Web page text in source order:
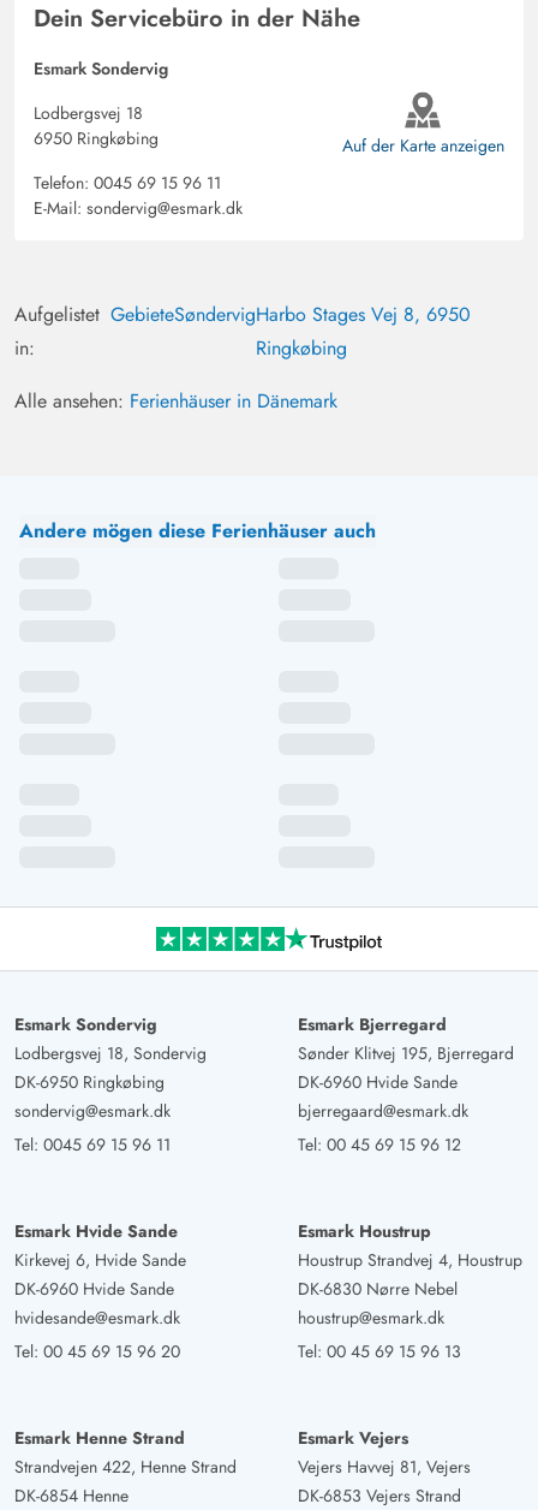
Dein Servicebüro in der Nähe
Esmark Sondervig
Lodbergsvej 18
6950 Ringkøbing
Telefon: 0045 69 15 96 11
E-Mail: sondervig@esmark.dk
Auf der Karte anzeigen
Aufgelistet
in:
GebieteSøndervigHarbo Stages Vej 8, 6950
Ringkøbing
Alle ansehen: Ferienhäuser in Dänemark
Andere mögen diese Ferienhäuser auch
Esmark Sondervig
Lodbergsvej 18, Sondervig
DK-6950 Ringkøbing
sondervig@esmark.dk
Tel: 0045 69 15 96 11
Esmark Bjerregard
Sønder Klitvej 195, Bjerregard
DK-6960 Hvide Sande
bjerregaard@esmark.dk
Tel: 00 45 69 15 96 12
Esmark Hvide Sande
Kirkevej 6, Hvide Sande
DK-6960 Hvide Sande
hvidesande@esmark.dk
Tel: 00 45 69 15 96 20
Esmark Houstrup
Houstrup Strandvej 4, Houstrup
DK-6830 Nørre Nebel
houstrup@esmark.dk
Tel: 00 45 69 15 96 13
Esmark Henne Strand
Strandvejen 422, Henne Strand
DK-6854 Henne
Esmark Vejers
Vejers Havvej 81, Vejers
DK-6853 Vejers Strand